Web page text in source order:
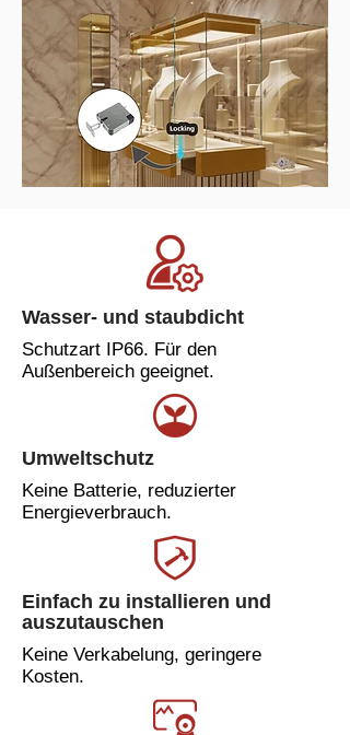
Wasser- und staubdicht
Schutzart IP66. Für den
Außenbereich geeignet.
Umweltschutz
Keine Batterie, reduzierter
Energieverbrauch.
Einfach zu installieren und
auszutauschen
Keine Verkabelung, geringere
Kosten.